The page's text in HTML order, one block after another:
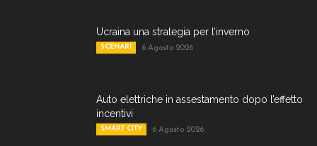
Ucraina una strategia per l’inverno
SCENARI 6 Agosto 2026
Auto elettriche in assestamento dopo l’effetto
incentivi
SMART CITY 6 Agosto 2026